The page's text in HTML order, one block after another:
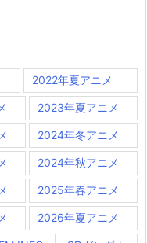
2022年夏アニメ
2023年夏アニメ
2024年冬アニメ
2024年秋アニメ
2025年春アニメ
2026年夏アニメ